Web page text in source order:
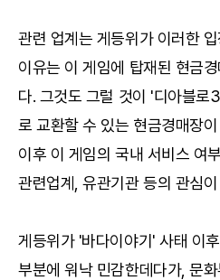
관련 업계는 게등위가 이러한
이유는 이 게임에 탑재된 현금
다. 그것도 그럴 것이 '디아블로
로 교환할 수 있는 현금경매장
이후 이 게임의 국내 서비스 여
관련업계, 유관기관 등의 관심
게등위가 '바다이야기' 사태 이
부분에 워낙 민감한데다가, 문